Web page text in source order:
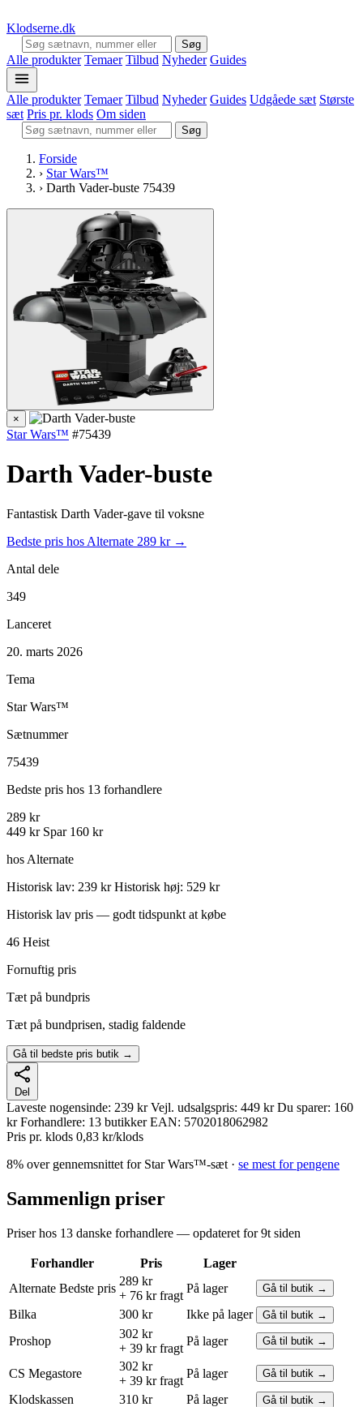
Klodserne.dk
Søg
Alle produkter Temaer Tilbud Nyheder Guides
Alle produkter Temaer Tilbud Nyheder Guides Udgåede sæt Største
sæt Pris pr. klods Om siden
Søg
Forside
› Star Wars™
› Darth Vader-buste 75439
×
Star Wars™ #75439
Darth Vader-buste
Fantastisk Darth Vader-gave til voksne
Bedste pris hos Alternate 289 kr →
Antal dele
349
Lanceret
20. marts 2026
Tema
Star Wars™
Sætnummer
75439
Bedste pris hos 13 forhandlere
289 kr
449 kr Spar 160 kr
hos Alternate
Historisk lav: 239 kr Historisk høj: 529 kr
Historisk lav pris — godt tidspunkt at købe
46 Heist
Fornuftig pris
Tæt på bundpris
Tæt på bundprisen, stadig faldende
Gå til bedste pris butik →
Del
Laveste nogensinde: 239 kr Vejl. udsalgspris: 449 kr Du sparer: 160
kr Forhandlere: 13 butikker EAN: 5702018062982
Pris pr. klods 0,83 kr/klods
8% over gennemsnittet for Star Wars™-sæt · se mest for pengene
Sammenlign priser
Priser hos 13 danske forhandlere — opdateret for 9t siden
Forhandler Pris
Lager
Alternate Bedste pris
289 kr
+ 76 kr fragt
På lager Gå til butik →
Bilka 300 kr Ikke på lager Gå til butik →
Proshop
302 kr
+ 39 kr fragt
På lager Gå til butik →
CS Megastore
302 kr
+ 39 kr fragt
På lager Gå til butik →
Klodskassen 310 kr På lager Gå til butik →